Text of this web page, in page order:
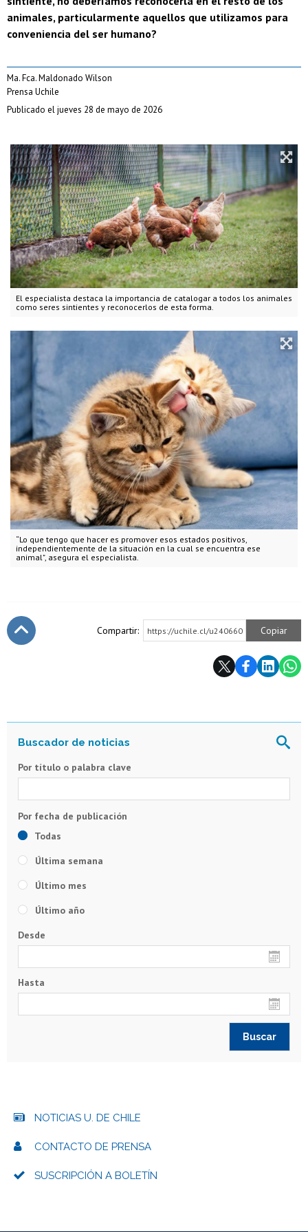
El especialista destaca la importancia de catalogar a todos los animales
como seres sintientes y reconocerlos de esta forma.
“Lo que tengo que hacer es promover esos estados positivos,
independientemente de la situación en la cual se encuentra ese
animal", asegura el especialista.
animales, particularmente aquellos que utilizamos para
conveniencia del ser humano?
Ma. Fca. Maldonado Wilson
Prensa Uchile
Publicado el jueves 28 de mayo de 2026
Compartir: https://uchile.cl/u240660 Copiar
Por título o palabra clave
Todas
Última semana
Último mes
Último año
Desde
Hasta
NOTICIAS U. DE CHILE
CONTACTO DE PRENSA
SUSCRIPCIÓN A BOLETÍN